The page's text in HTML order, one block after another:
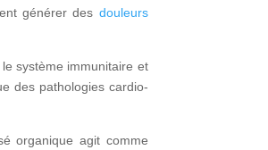
générer des douleurs
système immunitaire et
des pathologies cardio-
organique agit comme